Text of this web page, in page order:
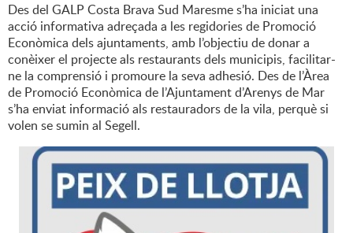
Des del GALP Costa Brava Sud Maresme s’ha iniciat una
acció informativa adreçada a les regidories de Promoció
Econòmica dels ajuntaments, amb l’objectiu de donar a
conèixer el projecte als restaurants dels municipis, facilitar-
ne la comprensió i promoure la seva adhesió. Des de l’Àrea
de Promoció Econòmica de l’Ajuntament d’Arenys de Mar
s’ha enviat informació als restauradors de la vila, perquè si
volen se sumin al Segell.